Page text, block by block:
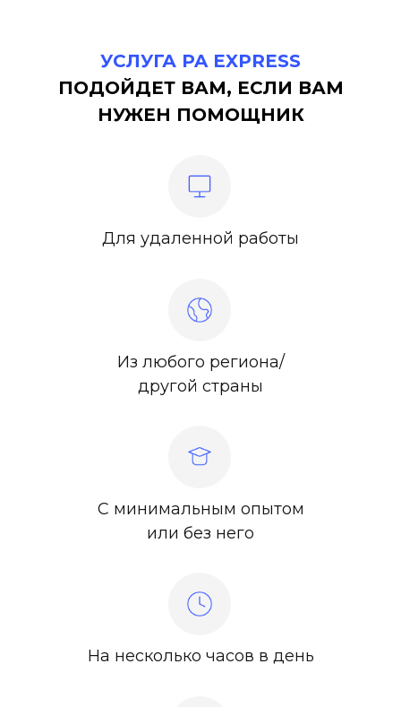
Для удаленной работы
Из любого региона/
другой страны
С минимальным опытом
или без него
На несколько часов в день
УСЛУГА PA EXPRESS
ПОДОЙДЕТ ВАМ, ЕСЛИ ВАМ
НУЖЕН ПОМОЩНИК